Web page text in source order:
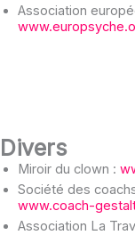
Association
Divers
Miroir du clown :
Société des
www.coach-
Association La